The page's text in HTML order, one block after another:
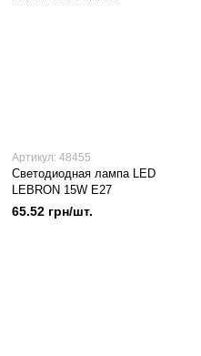
Артикул: 48455
Светодиодная лампа LED
LEBRON 15W E27
65.52 грн/шт.